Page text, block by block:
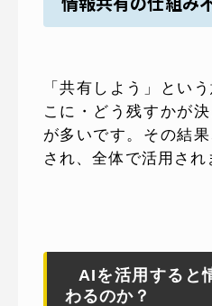
「共有しよう」とい
こに・どう残すかが
が多いです。その結
され、全体で活用され
AIを活用すると
わるのか？